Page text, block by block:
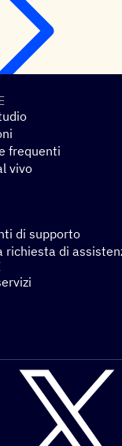
frequenti
vivo
di supporto
richiesta di